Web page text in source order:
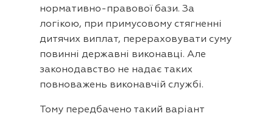
нормативно-правової бази. За
логікою, при примусовому стягненні
дитячих виплат, перераховувати суму
повинні державні виконавці. Але
законодавство не надає таких
повноважень виконавчій службі.
Тому передбачено такий варіант